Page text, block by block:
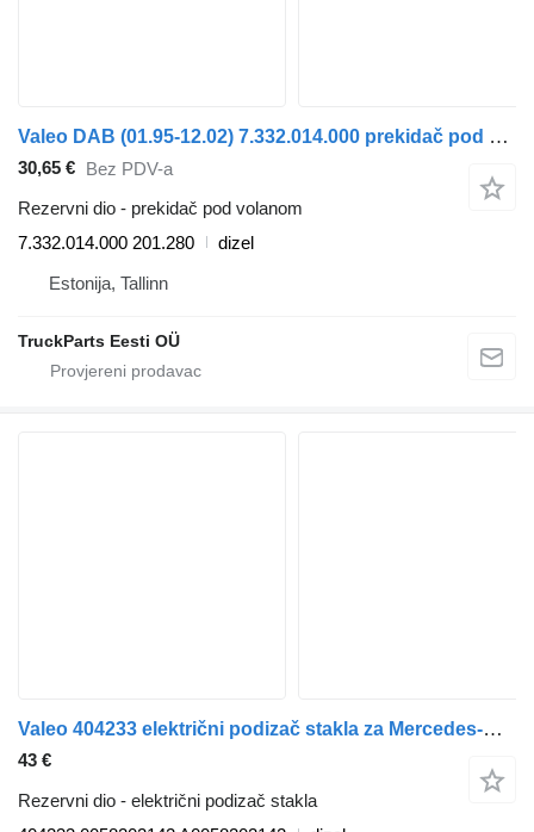
Valeo DAB (01.95-12.02) 7.332.014.000 prekidač pod volanom za Scania 4-series bus (1995-2006) autobusa
30,65 € Bez PDV-a
Rezervni dio - prekidač pod volanom
7.332.014.000 201.280
dizel
Estonija, Tallinn
TruckParts Eesti OÜ
Valeo 404233 električni podizač stakla za Mercedes-Benz Actros, Axor MP1, MP2, MP3 (1996-2014) kamiona
43 €
Rezervni dio - električni podizač stakla